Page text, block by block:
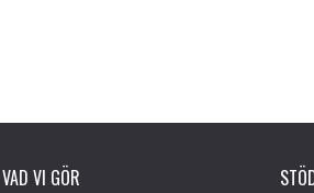
VAD VI GÖR